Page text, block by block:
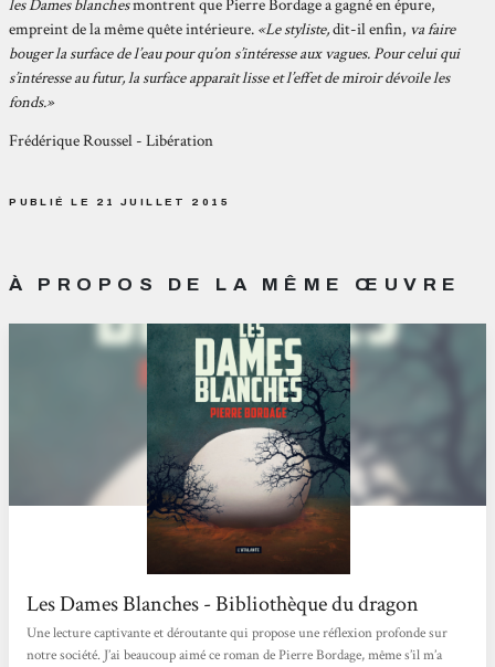
les Dames blanchesmontrent que Pierre Bordage a gagné en épure,
empreint de la même quête intérieure. «Le styliste,dit-il enfin, va faire
bouger la surface de l’eau pour qu’on s’intéresse aux vagues. Pour celui qui
s’intéresse au futur, la surface apparaît lisse et l’effet de miroir dévoile les
fonds.»
Frédérique Roussel - Libération
PUBLIÉ LE 21 JUILLET 2015
À PROPOS DE LA MÊME ŒUVRE
Les Dames Blanches - Bibliothèque du dragon
Une lecture captivante et déroutante qui propose une réflexion profonde sur
notre société. J’ai beaucoup aimé ce roman de Pierre Bordage, même s’il m’a